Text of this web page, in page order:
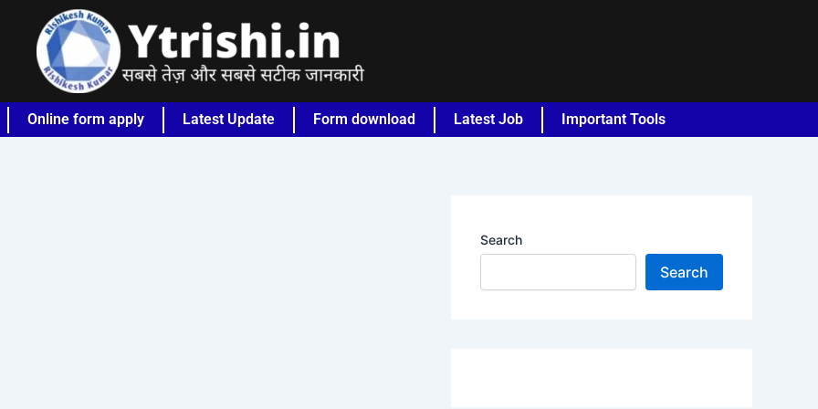
Online form apply Latest Update Form download Latest Job Important Tools
Search
Search